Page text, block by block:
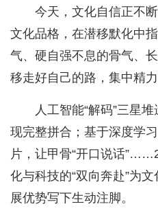
今天，文化自信正不
文化品格，在潜移默化中
气、硬自强不息的骨气、
移走好自己的路，集中精力
人工智能“解码”三星
现完整拼合；基于深度学
片，让甲骨“开口说话
化与科技的“双向奔赴”为
展优势写下生动注脚。